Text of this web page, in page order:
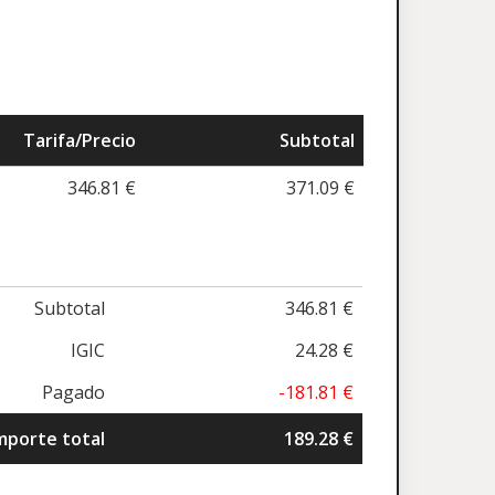
Tarifa/Precio
Subtotal
346.81 €
371.09 €
Subtotal
346.81 €
IGIC
24.28 €
Pagado
-181.81 €
total
189.28 €